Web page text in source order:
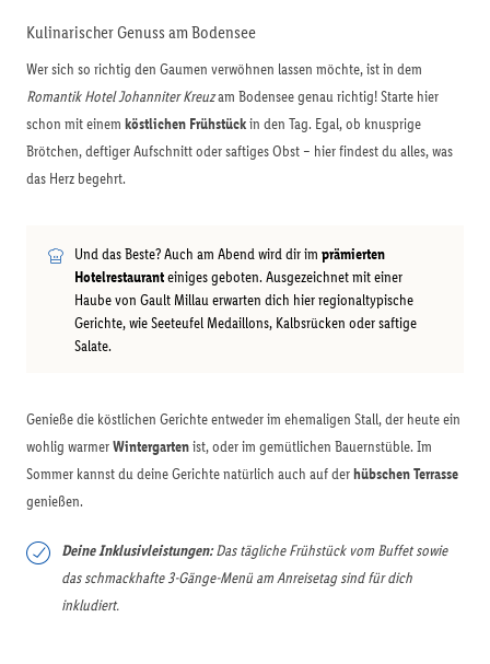
Kulinarischer Genuss am Bodensee
Wer sich so richtig den Gaumen verwöhnen lassen möchte, ist in dem
Romantik Hotel Johanniter Kreuzam Bodensee genau richtig! Starte hier
schon mit einem köstlichen Frühstückin den Tag. Egal, ob knusprige
Brötchen, deftiger Aufschnitt oder saftiges Obst – hier findest du alles, was
das Herz begehrt.
Und das Beste? Auch am Abend wird dir im prämierten
Hotelrestauranteiniges geboten. Ausgezeichnet mit einer
Haube von Gault Millau erwarten dich hier regionaltypische
Gerichte, wie Seeteufel Medaillons, Kalbsrücken oder saftige
Salate.
Genieße die köstlichen Gerichte entweder im ehemaligen Stall, der heute ein
wohlig warmerWintergartenist, oder im gemütlichen Bauernstüble. Im
Sommer kannst du deine Gerichte natürlich auch auf derhübschen Terrasse
genießen.
Deine Inklusivleistungen:Das tägliche Frühstück vom Buffet sowie
das schmackhafte 3-Gänge-Menü am Anreisetag sind für dich
inkludiert.